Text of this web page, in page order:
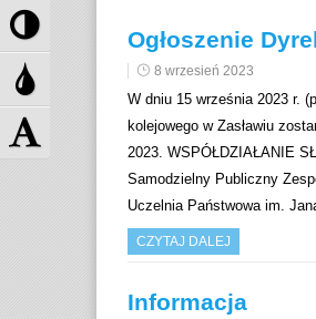
P
r
z
e
ł
ą
P
r
z
e
Z
m
Ogłoszenie
8 wrzesień 2023
W dniu 15 września 2023 r.
kolejowego w Zasławiu
2023. WSPÓŁDZIAŁANIE
Samodzielny Publiczny
Uczelnia Państwowa im.
CZYTAJ DALEJ
Informacja